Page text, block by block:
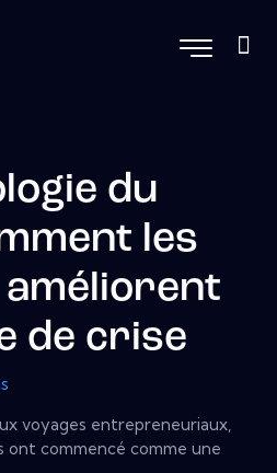
du
les
de crise
voyages entrepreneuriaux,
ont commencé comme une